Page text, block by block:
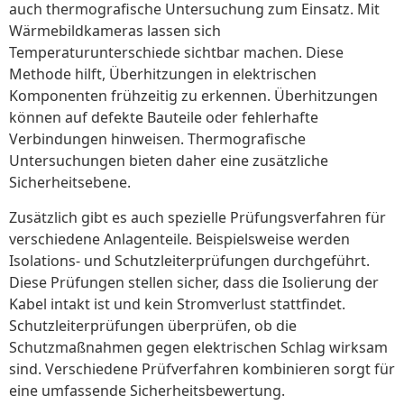
auch thermografische Untersuchung zum Einsatz. Mit
Wärmebildkameras lassen sich
Temperaturunterschiede sichtbar machen. Diese
Methode hilft, Überhitzungen in elektrischen
Komponenten frühzeitig zu erkennen. Überhitzungen
können auf defekte Bauteile oder fehlerhafte
Verbindungen hinweisen. Thermografische
Untersuchungen bieten daher eine zusätzliche
Sicherheitsebene.
Zusätzlich gibt es auch spezielle Prüfungsverfahren für
verschiedene Anlagenteile. Beispielsweise werden
Isolations- und Schutzleiterprüfungen durchgeführt.
Diese Prüfungen stellen sicher, dass die Isolierung der
Kabel intakt ist und kein Stromverlust stattfindet.
Schutzleiterprüfungen überprüfen, ob die
Schutzmaßnahmen gegen elektrischen Schlag wirksam
sind. Verschiedene Prüfverfahren kombinieren sorgt für
eine umfassende Sicherheitsbewertung.